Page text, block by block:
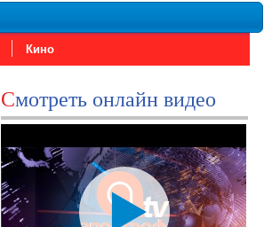
Кино
Смотреть онлайн видео